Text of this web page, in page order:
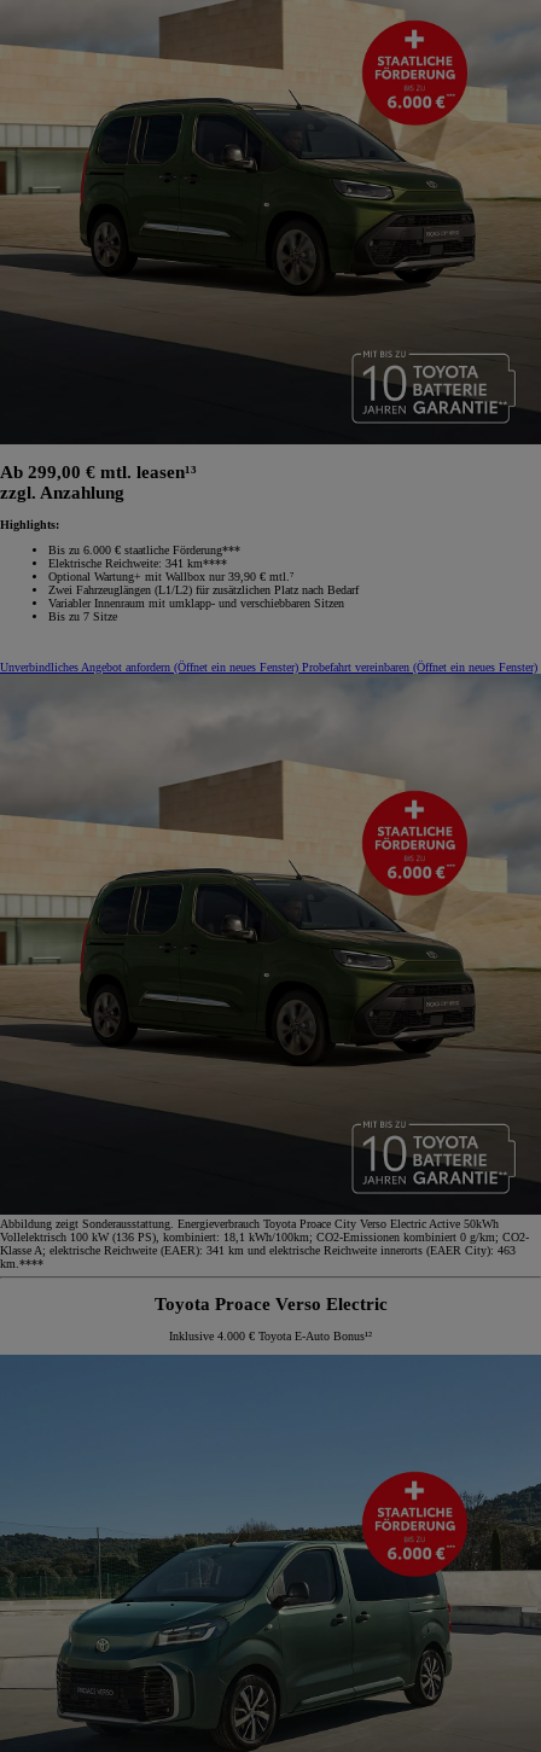
Ab 299,00 € mtl. leasen¹³
zzgl. Anzahlung
Highlights:
Bis zu 6.000 € staatliche Förderung***
Elektrische Reichweite: 341 km****
Optional Wartung+ mit Wallbox nur 39,90 € mtl.⁷
Zwei Fahrzeuglängen (L1/L2) für zusätzlichen Platz nach Bedarf
Variabler Innenraum mit umklapp‑ und verschiebbaren Sitzen
Bis zu 7 Sitze
Unverbindliches Angebot anfordern (Öffnet ein neues Fenster) Probefahrt vereinbaren (Öffnet ein neues Fenster)
Abbildung zeigt Sonderausstattung. Energieverbrauch Toyota Proace City Verso Electric Active 50kWh
Vollelektrisch 100 kW (136 PS), kombiniert: 18,1 kWh/100km; CO2-Emissionen kombiniert 0 g/km; CO2-
Klasse A; elektrische Reichweite (EAER): 341 km und elektrische Reichweite innerorts (EAER City): 463
km.****
Toyota Proace Verso Electric
Inklusive 4.000 € Toyota E-Auto Bonus¹²